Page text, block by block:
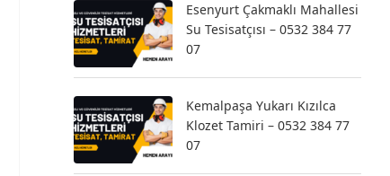
Esenyurt Çakmaklı Mahallesi
Su Tesisatçısı – 0532 384 77
07
Kemalpaşa Yukarı Kızılca
Klozet Tamiri – 0532 384 77
07